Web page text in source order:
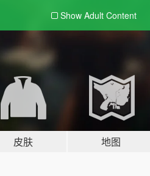
Show Adult Content
皮肤 地图